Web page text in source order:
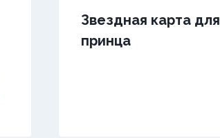
Звездная карта для
принца